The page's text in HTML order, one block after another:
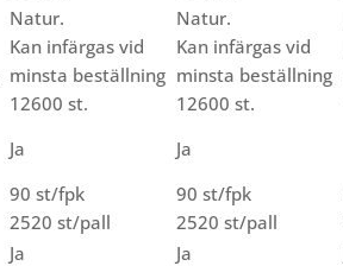
Natur.
Kan infärgas vid
minsta beställning
12600 st.
Natur.
Kan infärgas vid
minsta beställning
12600 st.
Ja Ja
90 st/fpk
2520 st/pall
90 st/fpk
2520 st/pall
Ja Ja